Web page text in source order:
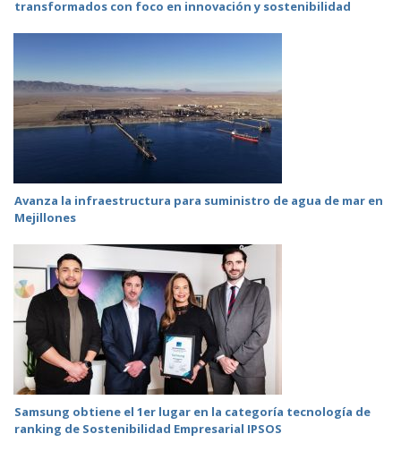
transformados con foco en innovación y sostenibilidad
Avanza la infraestructura para suministro de agua de mar en
Mejillones
Samsung obtiene el 1er lugar en la categoría tecnología de
ranking de Sostenibilidad Empresarial IPSOS